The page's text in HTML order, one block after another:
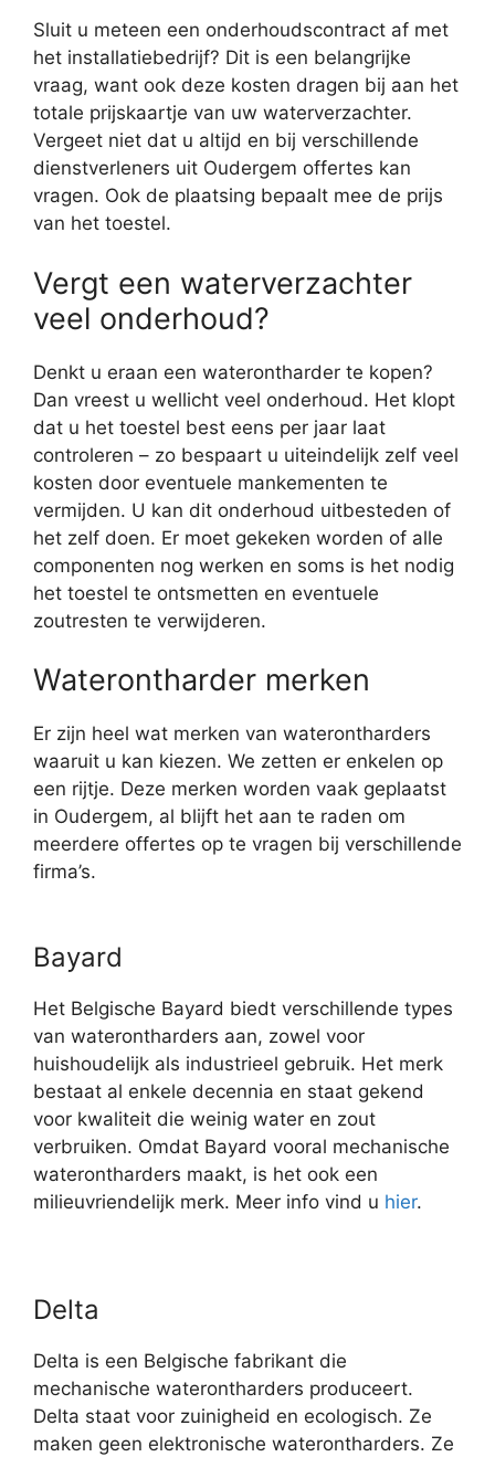
Sluit u meteen een onderhoudscontract af met
het installatiebedrijf? Dit is een belangrijke
vraag, want ook deze kosten dragen bij aan het
totale prijskaartje van uw waterverzachter.
Vergeet niet dat u altijd en bij verschillende
dienstverleners uit Oudergem offertes kan
vragen. Ook de plaatsing bepaalt mee de prijs
van het toestel.
Vergt een waterverzachter
veel onderhoud?
Denkt u eraan een waterontharder te kopen?
Dan vreest u wellicht veel onderhoud. Het klopt
dat u het toestel best eens per jaar laat
controleren – zo bespaart u uiteindelijk zelf veel
kosten door eventuele mankementen te
vermijden. U kan dit onderhoud uitbesteden of
het zelf doen. Er moet gekeken worden of alle
componenten nog werken en soms is het nodig
het toestel te ontsmetten en eventuele
zoutresten te verwijderen.
Waterontharder merken
Er zijn heel wat merken van waterontharders
waaruit u kan kiezen. We zetten er enkelen op
een rijtje. Deze merken worden vaak geplaatst
in Oudergem, al blijft het aan te raden om
meerdere offertes op te vragen bij verschillende
firma’s.
Bayard
Het Belgische Bayard biedt verschillende types
van waterontharders aan, zowel voor
huishoudelijk als industrieel gebruik. Het merk
bestaat al enkele decennia en staat gekend
voor kwaliteit die weinig water en zout
verbruiken. Omdat Bayard vooral mechanische
waterontharders maakt, is het ook een
milieuvriendelijk merk. Meer info vind u hier.
Delta
Delta is een Belgische fabrikant die
mechanische waterontharders produceert.
Delta staat voor zuinigheid en ecologisch. Ze
maken geen elektronische waterontharders. Ze